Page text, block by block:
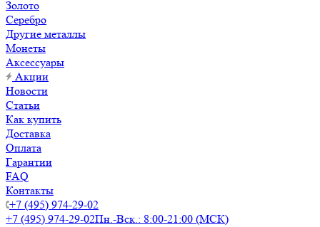
Золото
Серебро
Другие металлы
Монеты
Аксессуары
Акции
Новости
Статьи
Как купить
Доставка
Оплата
Гарантии
FAQ
Контакты
+7 (495) 974-29-02
+7 (495) 974-29-02Пн.-Вск.: 8:00-21:00 (МСК)